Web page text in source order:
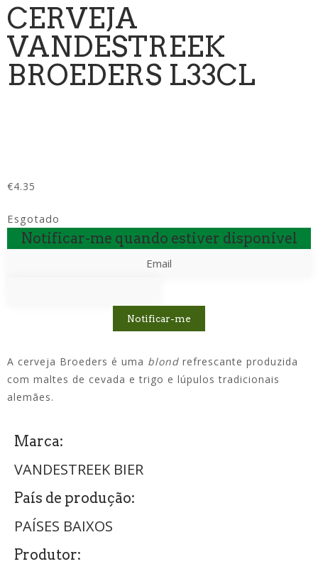
CERVEJA
VANDESTREEK
BROEDERS L33CL
€4.35
Esgotado
Notificar-me quando estiver disponível
Notificar-me
A cerveja Broeders é uma blond refrescante produzida
com maltes de cevada e trigo e lúpulos tradicionais
alemães.
Marca:
VANDESTREEK BIER
País de produção:
PAÍSES BAIXOS
Produtor: